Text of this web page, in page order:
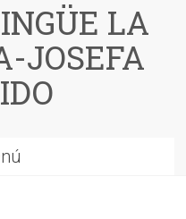
LA
JOSEFA